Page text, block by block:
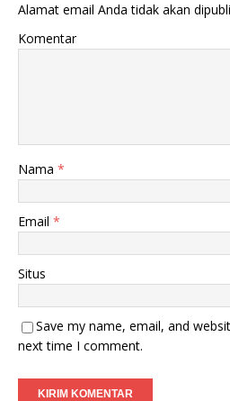
Alamat email Anda tidak akan
Komentar
Nama *
Email *
Situs
Save my name, email, and
next time I comment.